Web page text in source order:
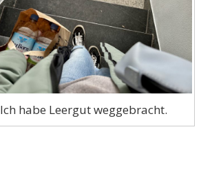
Ich habe Leergut weggebracht.